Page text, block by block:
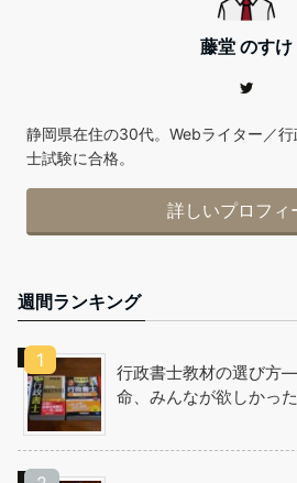
藤堂 のすけ
静岡県在住の30代。Webライター／
士試験に合格。
詳しいプロフィ
週間ランキング
行政書士教材の選び方
命、みんなが欲しかっ